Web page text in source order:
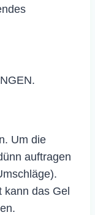
Um die
auftragen
das Gel